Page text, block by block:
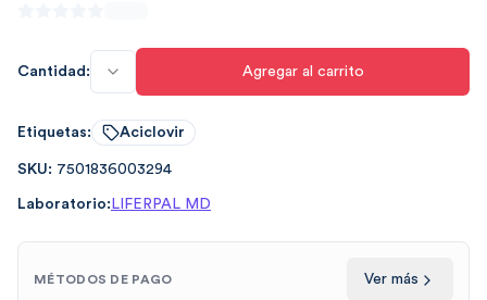
Cantidad: Agregar al carrito
Etiquetas: Aciclovir
SKU: 7501836003294
Laboratorio: LIFERPAL MD
MÉTODOS DE PAGO Ver más